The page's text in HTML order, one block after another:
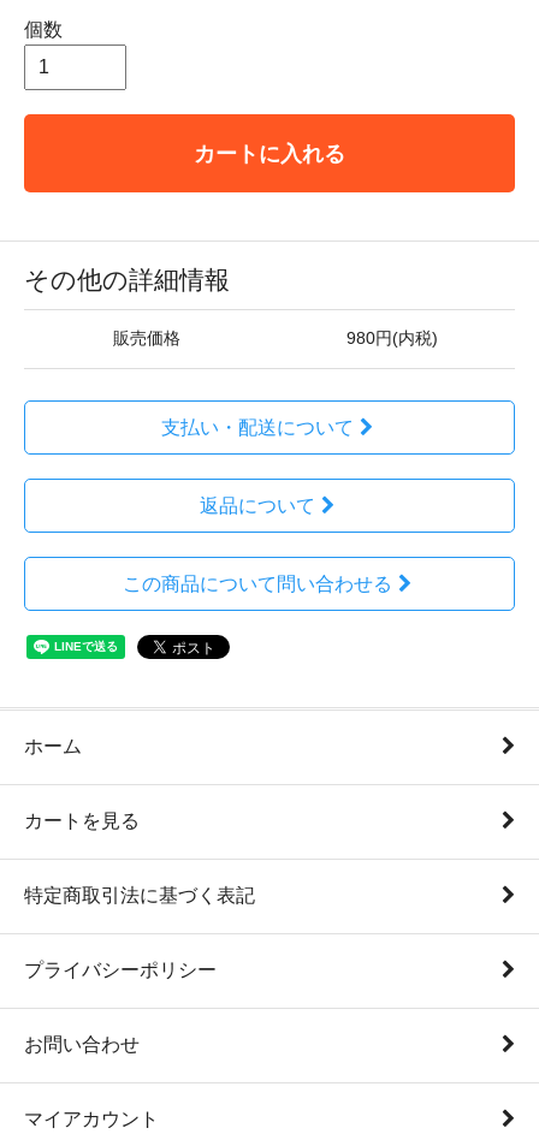
個数
カートに入れる
その他の詳細情報
販売価格 980円(内税)
支払い・配送について
返品について
この商品について問い合わせる
ホーム
カートを見る
特定商取引法に基づく表記
プライバシーポリシー
お問い合わせ
マイアカウント